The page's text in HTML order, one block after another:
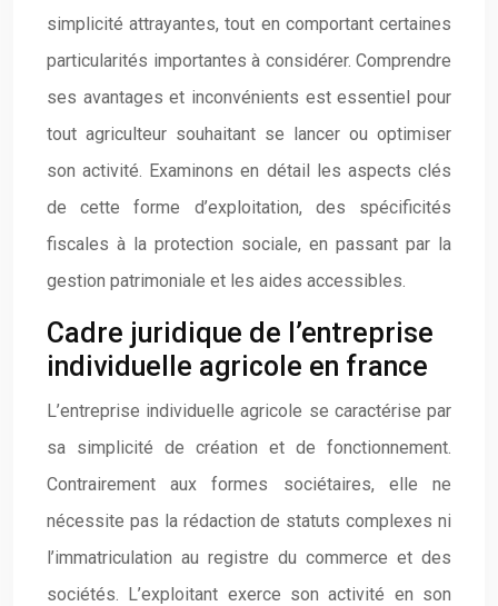
simplicité attrayantes, tout en comportant certaines
particularités importantes à considérer. Comprendre
ses avantages et inconvénients est essentiel pour
tout agriculteur souhaitant se lancer ou optimiser
son activité. Examinons en détail les aspects clés
de cette forme d’exploitation, des spécificités
fiscales à la protection sociale, en passant par la
gestion patrimoniale et les aides accessibles.
Cadre juridique de l’entreprise
individuelle agricole en france
L’entreprise individuelle agricole se caractérise par
sa simplicité de création et de fonctionnement.
Contrairement aux formes sociétaires, elle ne
nécessite pas la rédaction de statuts complexes ni
l’immatriculation au registre du commerce et des
sociétés. L’exploitant exerce son activité en son